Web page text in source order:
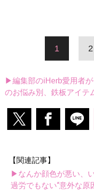
1 2
▶編集部のiHerb愛用者
のお悩み別、鉄板アイテ
【関連記事】
▶なんか顔色が悪い、
過労でもない“意外な原